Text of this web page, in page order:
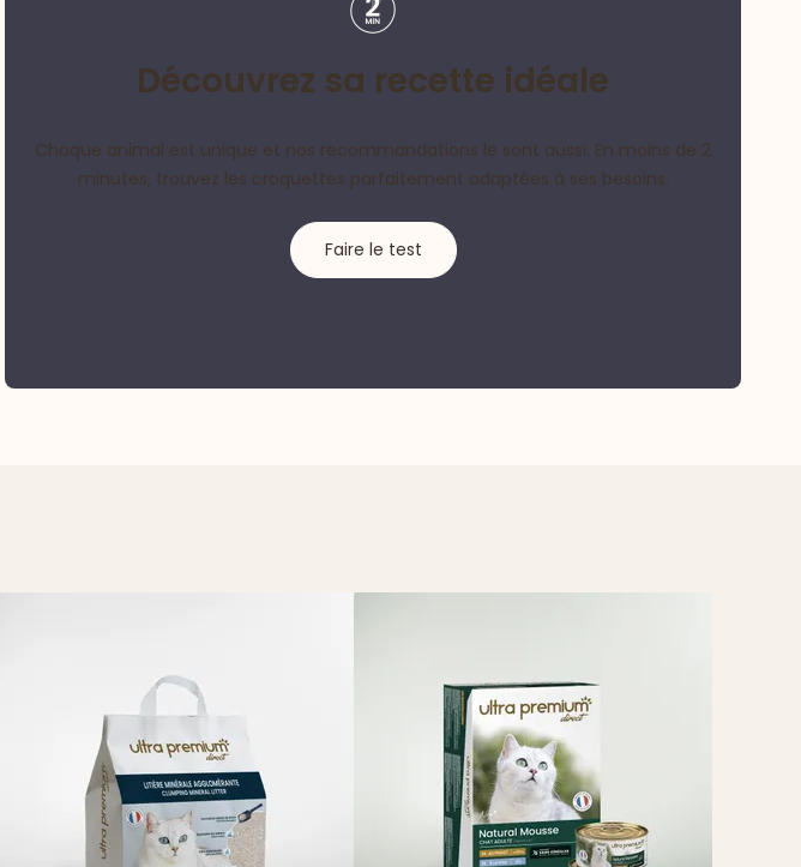
Découvrez sa recette idéale
Chaque animal est unique et nos recommandations le sont aussi. En moins de 2
minutes, trouvez les croquettes parfaitement adaptées à ses besoins.
Faire le test